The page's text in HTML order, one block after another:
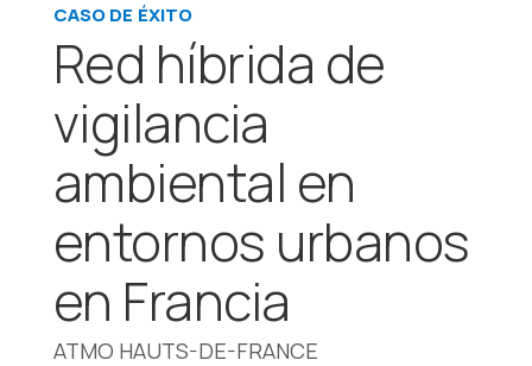
CASO DE ÉXITO
Red híbrida de
vigilancia
ambiental en
entornos urbanos
en Francia
ATMO HAUTS-DE-FRANCE